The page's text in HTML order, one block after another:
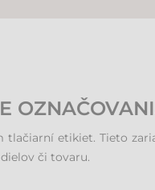
etikiet. Tieto
či tovaru.